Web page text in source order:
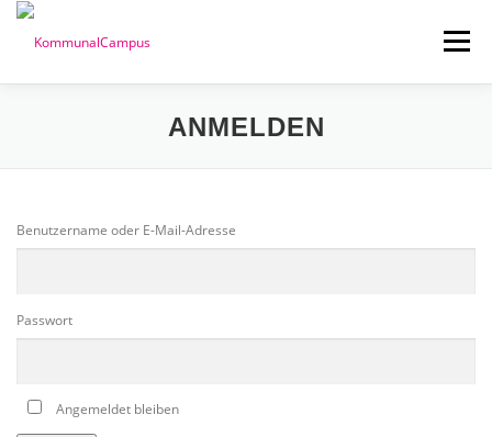
Zum
springen
Menü
VERANSTALTUNGEN
ANMELDEN
Benutzername oder E-Mail-Adresse
Passwort
Angemeldet bleiben